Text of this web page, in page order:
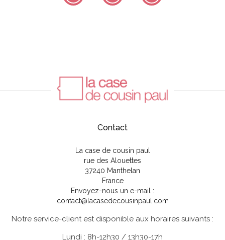
Contact
La case de cousin paul
rue des Alouettes
37240 Manthelan
France
Envoyez-nous un e-mail :
contact@lacasedecousinpaul.com
Notre service-client est disponible aux horaires suivants :
Lundi : 8h-12h30 / 13h30-17h